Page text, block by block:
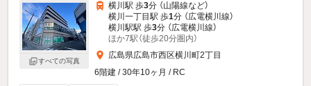
すべての写真
横川駅 歩3分 （山陽線など）
横川一丁目駅 歩1分 （広電横川線）
横川駅駅 歩3分 （広電横川線）
ほか7駅（徒歩20分圏内）
広島県広島市西区横川町2丁目
6階建 / 30年10ヶ月 / RC